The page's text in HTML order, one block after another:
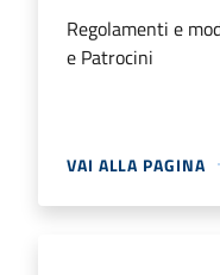
Regolamenti e
e Patrocini
VAI ALLA PAGINA